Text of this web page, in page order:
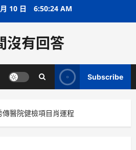
10 日 6:50:24 AM
沒有回答
Subscribe
傳醫院健檢項目肖運程